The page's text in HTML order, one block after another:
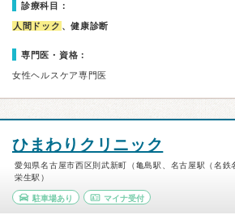
診療科目：
人間ドック 、健康診断
専門医・資格：
女性ヘルスケア専門医
ひまわりクリニック
愛知県名古屋市西区則武新町（亀島駅、名古屋駅（名鉄
栄生駅）
駐車場あり マイナ受付